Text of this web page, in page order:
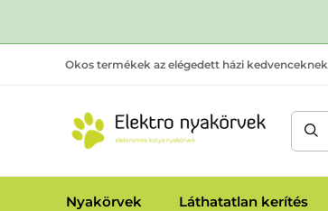
Okos termékek az elégedett házi kedvenceknek
Nyakörvek Láthatatlan kerítés